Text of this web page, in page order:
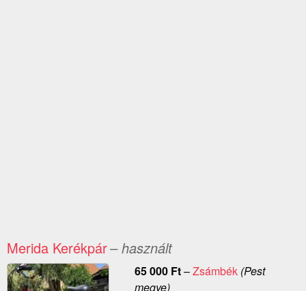
Merida Kerékpár– használt
65 000 Ft–Zsámbék(Pest
megye)